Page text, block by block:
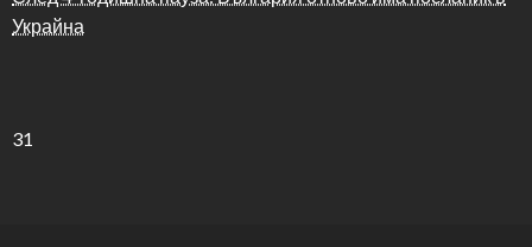
Украйна
31